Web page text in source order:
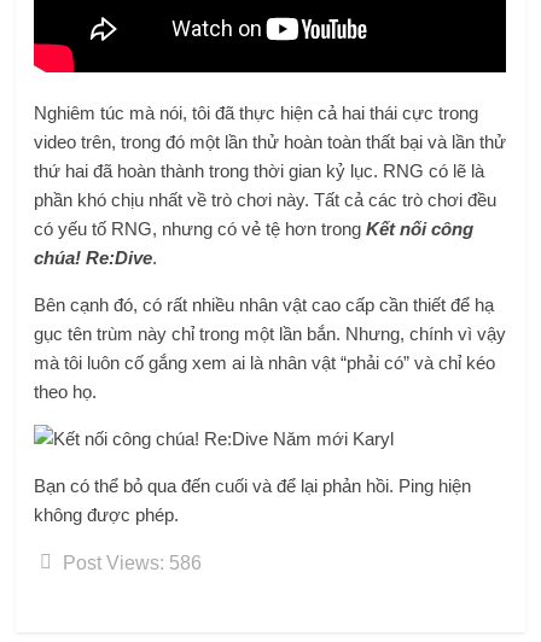
Nghiêm túc mà nói, tôi đã thực hiện cả hai thái cực trong
video trên, trong đó một lần thử hoàn toàn thất bại và lần thử
thứ hai đã hoàn thành trong thời gian kỷ lục. RNG có lẽ là
phần khó chịu nhất về trò chơi này. Tất cả các trò chơi đều
có yếu tố RNG, nhưng có vẻ tệ hơn trongKết nối công
chúa! Re:Dive.
Bên cạnh đó, có rất nhiều nhân vật cao cấp cần thiết để hạ
gục tên trùm này chỉ trong một lần bắn. Nhưng, chính vì vậy
mà tôi luôn cố gắng xem ai là nhân vật “phải có” và chỉ kéo
theo họ.
Bạn có thể bỏ qua đến cuối và để lại phản hồi. Ping hiện
không được phép.
Post Views: 586